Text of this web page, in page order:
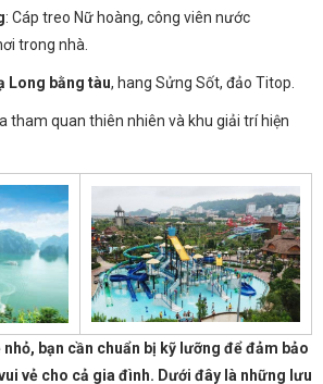
: Cáp treo Nữ hoàng, công viên nước
trong nhà.
Long bằng tàu, hang Sửng Sốt, đảo Titop.
tham quan thiên nhiên và khu giải trí hiện
bạn cần chuẩn bị kỹ lưỡng để đảm bảo
vẻ cho cả gia đình. Dưới đây là những lưu